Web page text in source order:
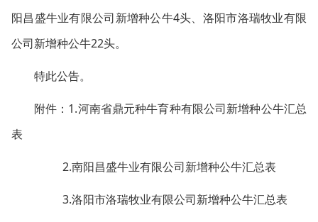
阳昌盛牛业有限公司新增种公牛4头、洛阳市洛瑞牧业有限
公司新增种公牛22头。
特此公告。
附件：1.河南省鼎元种牛育种有限公司新增种公牛汇总
表
2.南阳昌盛牛业有限公司新增种公牛汇总表
3.洛阳市洛瑞牧业有限公司新增种公牛汇总表